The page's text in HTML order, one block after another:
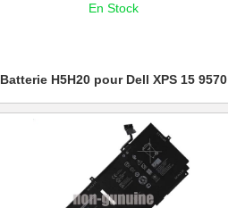
En Stock
Batterie H5H20 pour Dell XPS 15 9570